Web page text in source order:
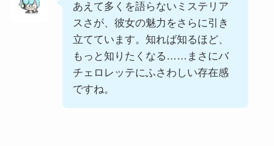
あえて多くを語らないミステリア
スさが、彼女の魅力をさらに引き
立てています。知れば知るほど、
もっと知りたくなる……まさにバ
チェロレッテにふさわしい存在感
ですね。